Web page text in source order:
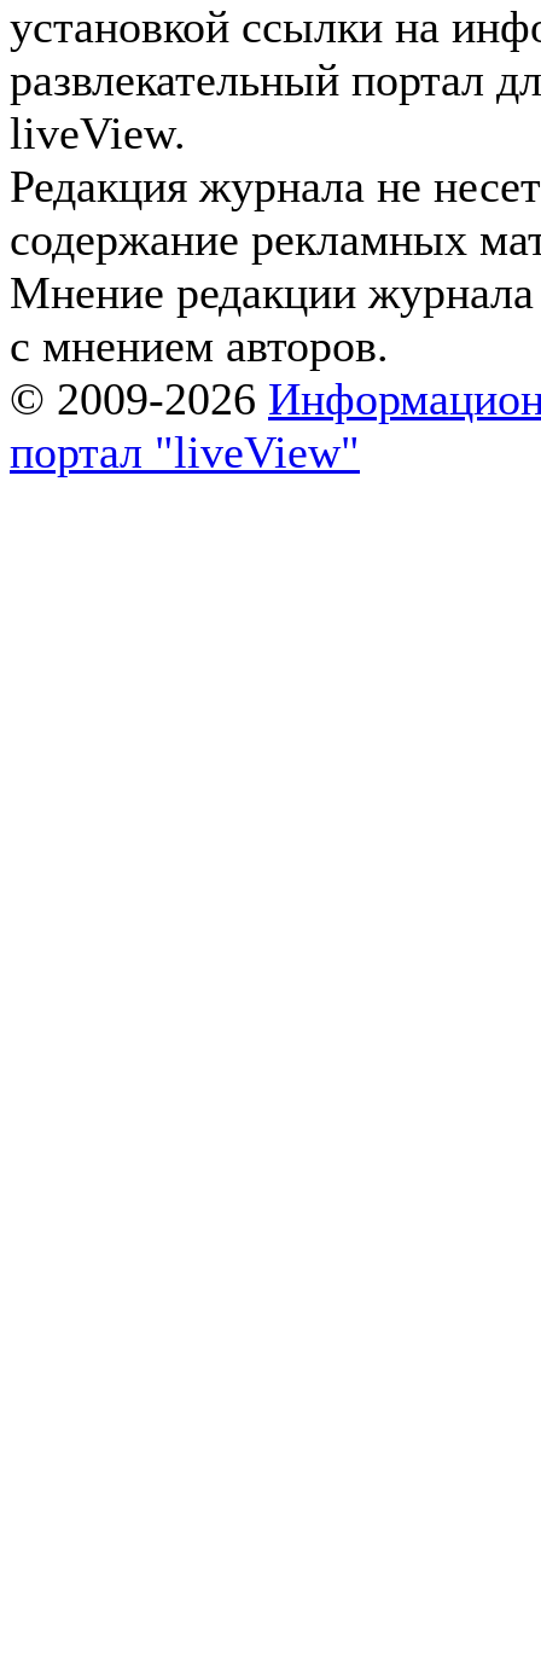
установкой ссылки на
развлекательный портал
liveView.
Редакция журнала не
содержание рекламных
Мнение редакции журнала
с мнением авторов.
© 2009-2026
портал "liveView"